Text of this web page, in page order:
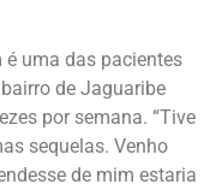
é uma das pacientes
de Jaguaribe
por semana. “Tive
sequelas. Venho
de mim estaria